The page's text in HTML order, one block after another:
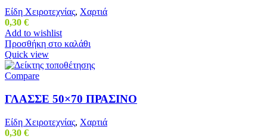
Είδη Χειροτεχνίας, Χαρτιά
0,30 €
Add to wishlist
Προσθήκη στο καλάθι
Quick view
Compare
ΓΛΑΣΣΕ 50×70 ΠΡΑΣΙΝΟ
Είδη Χειροτεχνίας, Χαρτιά
0,30 €